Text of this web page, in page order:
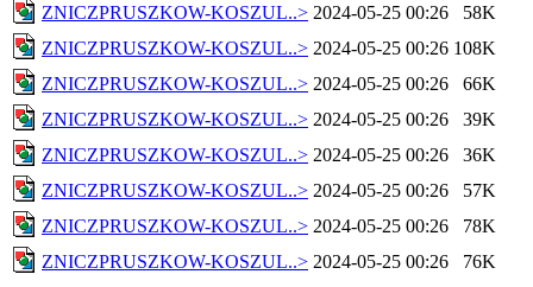
ZNICZPRUSZKOW-KOSZUL..> 2024-05-25 00:26
58K
ZNICZPRUSZKOW-KOSZUL..> 2024-05-25 00:26 108K
ZNICZPRUSZKOW-KOSZUL..> 2024-05-25 00:26
66K
ZNICZPRUSZKOW-KOSZUL..> 2024-05-25 00:26
39K
ZNICZPRUSZKOW-KOSZUL..> 2024-05-25 00:26
36K
ZNICZPRUSZKOW-KOSZUL..> 2024-05-25 00:26
57K
ZNICZPRUSZKOW-KOSZUL..> 2024-05-25 00:26
78K
ZNICZPRUSZKOW-KOSZUL..> 2024-05-25 00:26 76K